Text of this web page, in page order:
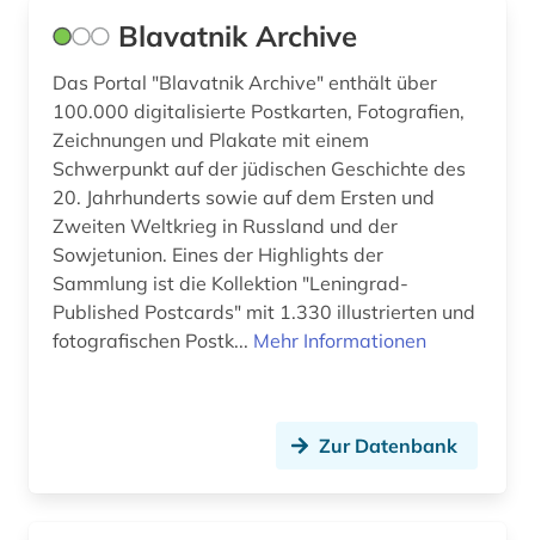
soziale bewegungen (1)
soziale ungleichheit (1)
sozialer wandel (1)
sozialgeschichte (1)
sozialismus (1)
Blavatnik Archive
Das Portal "Blavatnik Archive" enthält über
100.000 digitalisierte Postkarten, Fotografien,
Zeichnungen und Plakate mit einem
Schwerpunkt auf der jüdischen Geschichte des
20. Jahrhunderts sowie auf dem Ersten und
Zweiten Weltkrieg in Russland und der
Sowjetunion. Eines der Highlights der
Sammlung ist die Kollektion "Leningrad-
Published Postcards" mit 1.330 illustrierten und
fotografischen Postk... Mehr Informationen
Zur Datenbank